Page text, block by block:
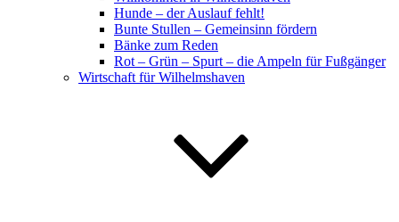
Hunde – der Auslauf fehlt!
Bunte Stullen – Gemeinsinn fördern
Bänke zum Reden
Rot – Grün – Spurt – die Ampeln für Fußgänger
Wirtschaft für Wilhelmshaven